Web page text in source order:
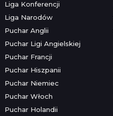
Liga Konferencji
Liga Narodów
Puchar Anglii
Puchar Ligi Angielskiej
Puchar Francji
Puchar Hiszpanii
Puchar Niemiec
Puchar Włoch
Puchar Holandii